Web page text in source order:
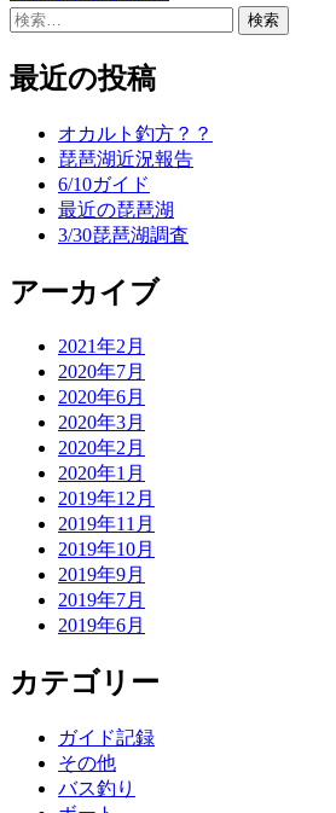
稿
ビ
ン
検
最近の投稿
オカルト釣方？？
琵琶湖近況報告
6/10ガイド
最近の琵琶湖
3/30琵琶湖調査
アーカイブ
2021年2月
2020年7月
2020年6月
2020年3月
2020年2月
2020年1月
2019年12月
2019年11月
2019年10月
2019年9月
2019年7月
2019年6月
カテゴリー
ガイド記録
その他
バス釣り